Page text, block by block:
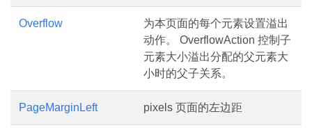
Overflow
为本页面的每个元素设置溢出
动作。 OverflowAction 控制子
元素大小溢出分配的父元素大
小时的父子关系。
PageMarginLeft pixels 页面的左边距